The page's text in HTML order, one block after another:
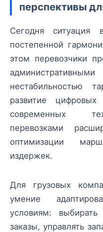
перспективы
Сегодня ситуация
постепенной
этом перевозчики
нестабильностью
развитие
современных
перевозками
оптимизации
издержек.
Для грузовых
умение
условиям:
заказы, управлять